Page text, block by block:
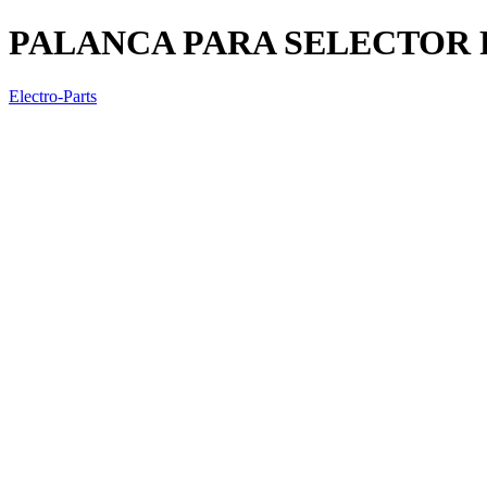
PALANCA PARA
Electro-Parts